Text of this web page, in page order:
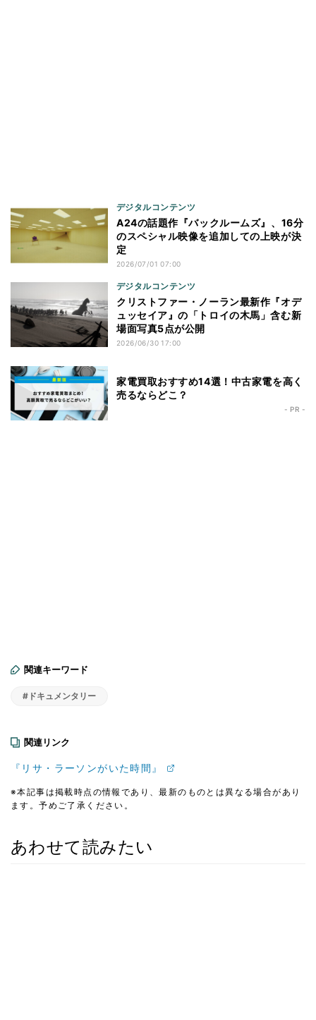
デジタルコンテンツ
A24の話題作『バックルームズ』、16分
のスペシャル映像を追加しての上映が決
定
2026/07/01 07:00
デジタルコンテンツ
クリストファー・ノーラン最新作『オデ
ュッセイア』の「トロイの木馬」含む新
場面写真5点が公開
2026/06/30 17:00
家電買取おすすめ14選！中古家電を高く
売るならどこ？
- PR -
関連キーワード
#ドキュメンタリー
関連リンク
『リサ・ラーソンがいた時間』
※本記事は掲載時点の情報であり、最新のものとは異なる場合があり
ます。予めご了承ください。
あわせて読みたい